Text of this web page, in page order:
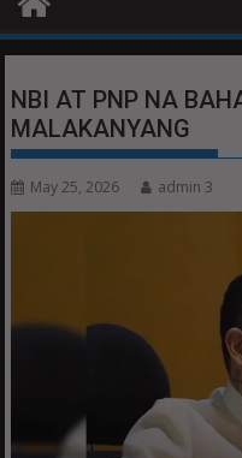
NBI AT PNP NA
MALAKANYANG
May 25, 2026 admin 3